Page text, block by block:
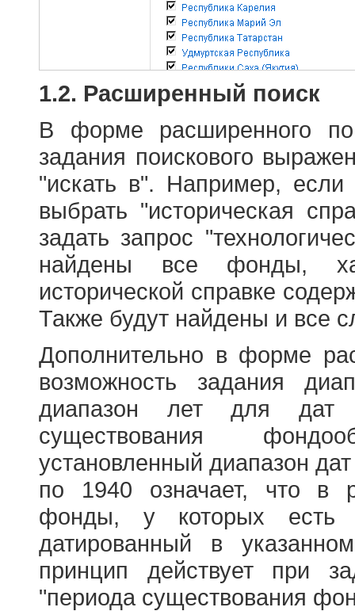
1.2. Расширенный поиск
В форме расширенного
задания поискового
"искать в". Например,
выбрать "историческая
задать запрос
найдены все фонды,
исторической справке
Также будут найдены и все
Дополнительно в форме
возможность задания
диапазон лет для
существования
установленный диапазон
по 1940 означает, что в
фонды, у которых есть
датированный в
принцип действует при
"периода существования